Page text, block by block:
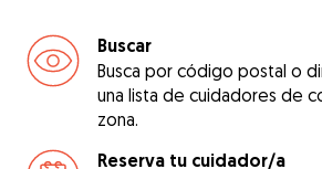
Buscar
Busca por código postal o
una lista de cuidadores de
zona.
Reserva tu cuidador/a